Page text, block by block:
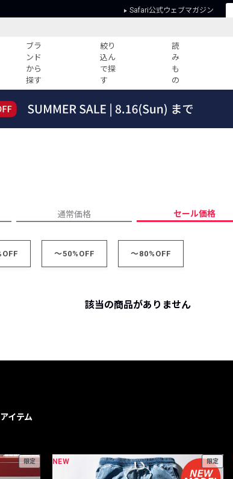
Safari公式ウェブマガジン
ブラ
ンド
から
探す
絞り
込ん
で探
す
読
み
も
の
すべての記事
人気記事ランキング
ウィークリーコーデ
プライバシーポリシー
通常価格 セール価格
～50%OFF ～80%OFF
該当の商品がありません
イテム
限定 NEW 限定